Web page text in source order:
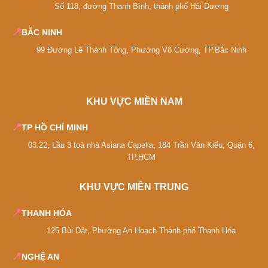
authentic:
Đối xứng tuyệt đối quanh trục giữa:
1.618 cho mọi kích thước cửa sổ, cửa chính,
cửa sổ tầng trệt đều có vòm bán nguyệt với
Doric/Composite mở rộng 3-5 nhịp ở mặt tiền
Mái ngói terracotta cong:ngói đỏ tuscan kiểu
với mái Mansard Pháp.
Sân trong courtyard:hồ phun nước hoặc sân lát
Số 118, đường Thanh Bình, thành phố Hải Dương
📍BẮC NINH
99 Đường Lê Thành Tông, Phường Võ Cường, TP.Bắc Ninh
KHU VỰC MIỀN NAM
📍TP HỒ CHÍ MINH
03.22, Lầu 3 toà nhà Asiana Capella, 184 Trần Văn Kiểu, Quận 6,
TP.HCM
KHU VỰC MIỀN TRUNG
📍THANH HÓA
125 Bùi Dật, Phường An Hoạch Thành phố Thanh Hóa
📍NGHỆ AN